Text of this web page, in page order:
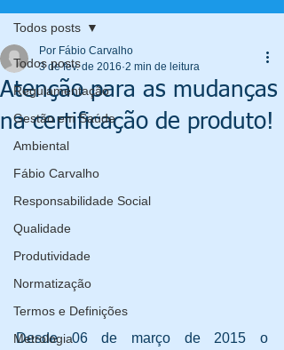
Todos posts
Regulamentação
Gestão em Saúde
Ambiental
Fábio Carvalho
Responsabilidade Social
Qualidade
Produtividade
Normatização
Termos e Definições
Metrologia
Todos posts
Atenção para as mudanças
na certificação de produto!
Por Fábio Carvalho
3 de fev. de 2016 2 min de leitura
Desde 06 de março de 2015 o